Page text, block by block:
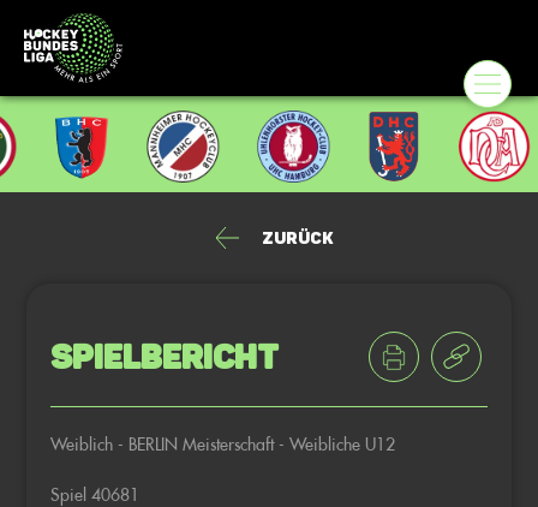
Zurück
Spielbericht
Weiblich - BERLIN Meisterschaft - Weibliche U12
Spiel 40681